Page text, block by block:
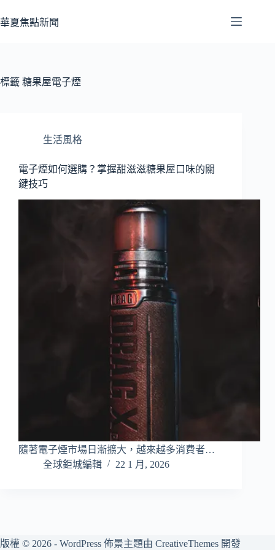
至
容
華夏焦點新聞
標籤 糖果屋電子煙
生活風格
電子煙如何選購？掌握甜滋滋糖果屋口味的關
鍵技巧
隨著電子煙市場日漸擴大，越來越多消費者…
全球鉅城編輯
22 1 月, 2026
版權 © 2026 - WordPress 佈景主題由 CreativeThemes 開發